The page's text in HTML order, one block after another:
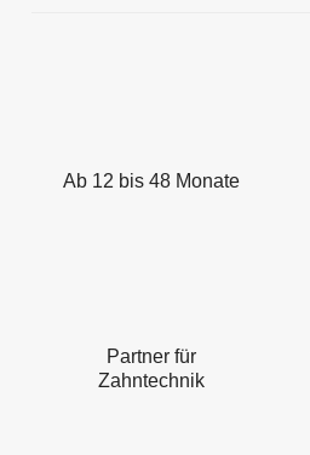
Ab 12 bis 48 Monate
Partner für
Zahntechnik